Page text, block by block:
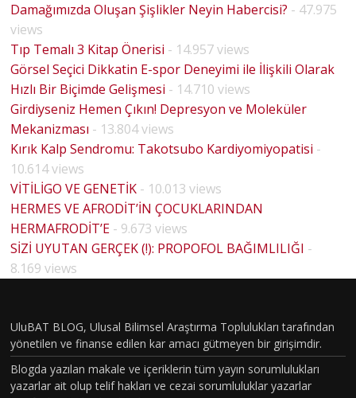
Damağımızda Oluşan Şişlikler Neyin Habercisi? - 47.975
views
Tıp Temalı 3 Kitap Önerisi - 14.957 views
Görsel Seçici Dikkatin E-spor Deneyimi ile İlişkili Olarak
Hızlı Bir Biçimde Gelişmesi - 14.710 views
Girdiyseniz Hemen Çıkın! Depresyon ve Moleküler
Mekanizması - 13.804 views
Kırık Kalp Sendromu: Takotsubo Kardiyomiyopatisi -
10.614 views
VİTİLİGO VE GENETİK - 10.013 views
HERMES VE AFRODİT’İN ÇOCUKLARINDAN
HERMAFRODİT’E - 9.673 views
SİZİ UYUTAN GERÇEK (!): PROPOFOL BAĞIMLILIĞI -
8.169 views
UluBAT BLOG, Ulusal Bilimsel Araştırma Toplulukları tarafından
yönetilen ve finanse edilen kar amacı gütmeyen bir girişimdir.
Blogda yazılan makale ve içeriklerin tüm yayın sorumlulukları
yazarlar ait olup telif hakları ve cezai sorumluluklar yazarlar
HOUSE
MD
BÖLÜM
VAKASI
GERÇEK